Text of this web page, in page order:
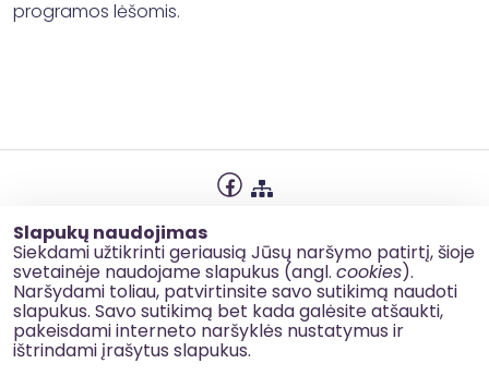
Slapukų naudojimas
Siekdami užtikrinti geriausią Jūsų naršymo patirtį, šioje
svetainėje naudojame slapukus (angl. cookies).
Naršydami toliau, patvirtinsite savo sutikimą naudoti
slapukus. Savo sutikimą bet kada galėsite atšaukti,
pakeisdami interneto naršyklės nustatymus ir
ištrindami įrašytus slapukus.
programos lėšomis.
Slapukų naudojimas
Korupcijos prevencija
Kontaktai